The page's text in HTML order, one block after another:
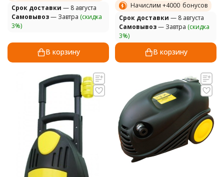
Cрок доставки — 8 августа
Самовывоз— Завтра (скидка
3%)
В корзину
Начислим +4000 бонусов
Cрок доставки — 8 августа
Самовывоз— Завтра (скидка
3%)
В корзину